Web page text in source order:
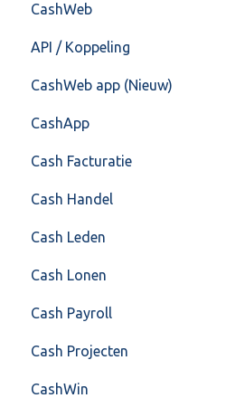
Import/Export
Postbus
Training & Consultancy
Overig
Boekhoud
Fiscaal
Overig
CashWeb
CashHero Layout
Mailen vanuit CASHWeb
Algemeen gebruik
API / Koppeling
Algemeen
Api 3.0 (SOAP API)
API 4.0 (REST API)
CashWeb app (Nieuw)
Veel gestelde vragen
CashApp
Cash Facturatie
Factureren
Instellingen
Algemeen
Formulierlayout
Cash Handel
Inkoop
Verkoop
Voorraad
Overig
VoorraadService & Onderhoud
Cash Leden
Cash Lonen
Algemeen
Inrichting
Jaarafsluiting
Cash Payroll
Aangifte
Algemeen
Cash Projecten
CashWin